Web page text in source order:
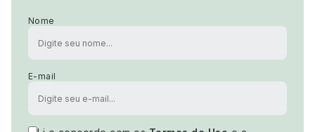
Nome
E-mail